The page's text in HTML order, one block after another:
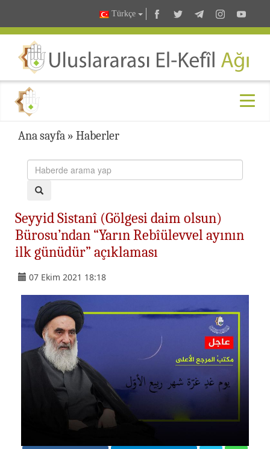
Türkçe
Ana sayfa » Haberler
Seyyid Sistanî (Gölgesi daim olsun)
Bürosu’ndan “Yarın Rebîülevvel ayının
ilk günüdür” açıklaması
07 Ekim 2021 18:18